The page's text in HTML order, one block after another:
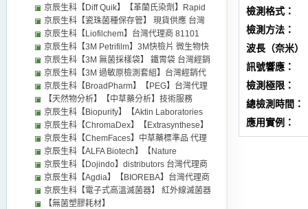
檢測格式：
檢測方法：
波長（奈米）
訊號響應：
檢測極限：
總檢測時間：
應用實例：
microscope slides
京辰生科【Diff Quik】【革蘭氏染劑】Rapid
Gram stain/ 【Diff Quick】細胞血球染劑
【Acid Fast stain】耐酸性染劑 TB stain 抗酸
性染色液【Luxol Fast Blue Stain Kit】(Myelin
Stain) 染色液 台灣代理商 distributors
京辰生科【瓷珠菌種保存管】 現貨供應 台灣
代理商 微生物培養基 成品培養基 厭氧缸 產氣
包 抗生素紙錠 distributors
京辰生科【Liofilchem】台灣代理商 81101
MUP Selective Supplement (Liofilchem)乳酸
菌 TOS MUP (Lithium-Mupirocin)
京辰生科【3M Petrifilm】3M快檢片 微生物快
檢片 台灣經銷代理
京辰生科【3M 無菌採樣袋】 鐵胃袋 台灣經銷
代理
京辰生科【3M 過敏原檢測套組】台灣經銷代
理
京辰生科【BroadPharm】【PEG】台灣代理
商 distributors 廠牌 PEG衍生物 藥物傳輸 相關
產品 Biochemicals and Enzymes 京辰生科
【BroadPharm】台灣代理商 聚乙二醇 PEG
Lipid 產品 PEG衍生物 藥物傳輸 PEG客製化
PEG訂製 PEG定制 broadpharm distributor
broad pharm
【天然物分析】【中草藥分析】技術服務
Custom Service
京辰生科【Biopurify】【Aktin Laboratories
】中草藥標準品 中藥標準品 天然化合物
Biochemicals and Enzymes 台灣代理商
distributors
京辰生科【ChromaDex】【Extrasynthese】
中草藥標準品 天然化合物 法國中草藥
Biochemicals and Enzymes 台灣代理商
distributors
京辰生科【ChemFaces】中草藥標準品 代理
商 植物天然化合物 天然產物 Biochemicals
and Enzymes 台灣代理商
京辰生科【ALFA Biotech】【Nature
Standard 詩丹德】【BioCrick】中草藥標準品
天然化合物 天然物 Compund 化合物
Biochemicals and Enzymes 代理商
京辰生科【Dojindo】distributors 台灣代理商
CCK8 試劑 套組 化合物 distributors
京辰生科【Agdia】【BIOREBA】台灣代理商
distributors 植物病毒的檢測試劑 ELISA kit
京辰生科【電子式高溫滅菌器】 紅外線滅菌器
Dragon 320 Dragon 300 不鏽鋼培養皿旋轉台
【無菌塑膠耗材】